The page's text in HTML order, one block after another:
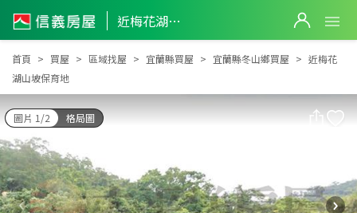
近梅花湖山坡保育地
近梅花湖山坡保育地
首頁 買屋 區域找屋 宜蘭縣買屋 宜蘭縣冬山鄉買屋
近梅花
湖山坡保育地
圖片 1/2 格局圖